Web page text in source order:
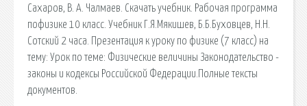
Сахаров, В. А. Чалмаев. Скачать учебник. Рабочая программа
пофизике 10 класс. Учебник Г.Я.Мякишев, Б.Б.Буховцев, Н.Н.
Сотский 2 часа. Презентация к уроку по физике (7 класс) на
тему: Урок по теме: Физические величины Законодательство -
законы и кодексы Российской Федерации.Полные тексты
документов.